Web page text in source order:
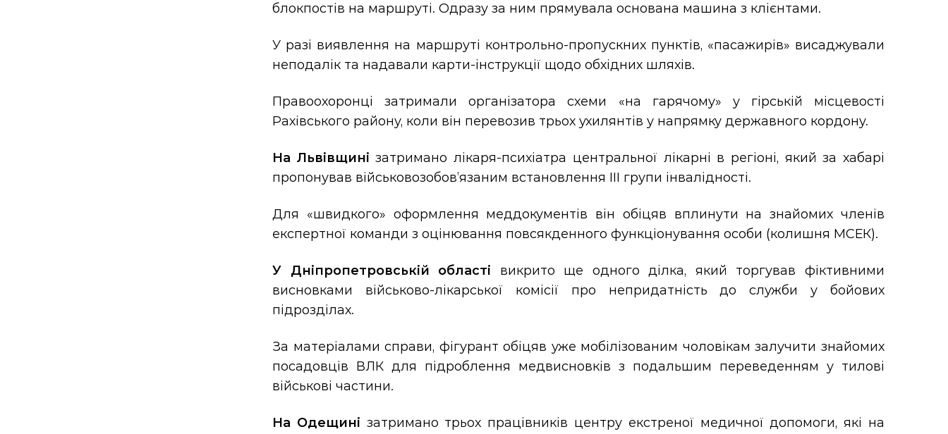
блокпостів на маршруті. Одразу за ним прямувала основана машина з клієнтами.
У разі виявлення на маршруті контрольно-пропускних пунктів, «пасажирів» висаджували
неподалік та надавали карти-інструкції щодо обхідних шляхів.
Правоохоронці затримали організатора схеми «на гарячому» у гірській місцевості
Рахівського району, коли він перевозив трьох ухилянтів у напрямку державного кордону.
На Львівщині затримано лікаря-психіатра центральної лікарні в регіоні, який за хабарі
пропонував військовозобов’язаним встановлення III групи інвалідності.
Для «швидкого» оформлення меддокументів він обіцяв вплинути на знайомих членів
експертної команди з оцінювання повсякденного функціонування особи (колишня МСЕК).
У Дніпропетровській області викрито ще одного ділка, який торгував фіктивними
висновками військово-лікарської комісії про непридатність до служби у бойових
підрозділах.
За матеріалами справи, фігурант обіцяв уже мобілізованим чоловікам залучити знайомих
посадовців ВЛК для підроблення медвисновків з подальшим переведенням у тилові
військові частини.
На Одещині затримано трьох працівників центру екстреної медичної допомоги, які на